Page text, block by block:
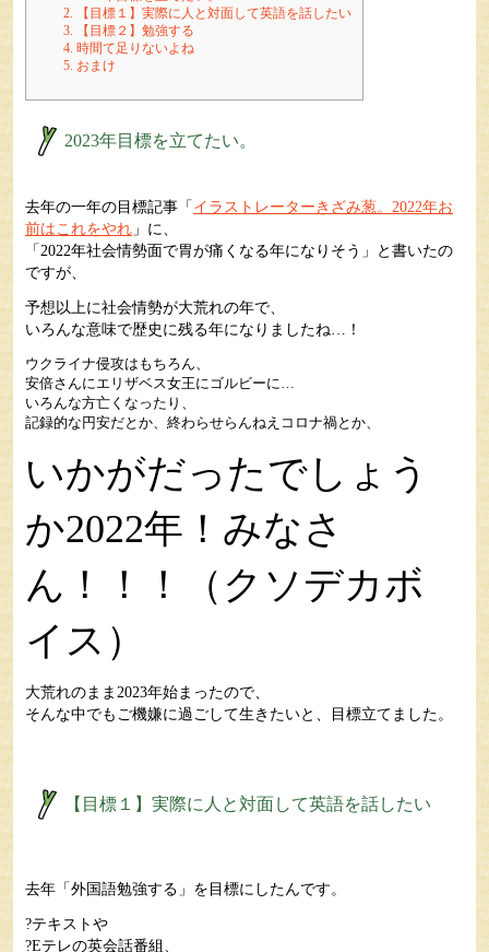
2. 【目標１】実際に人と対面して英語を話したい
3. 【目標２】勉強する
4. 時間て足りないよね
5. おまけ
2023年目標を立てたい。
去年の一年の目標記事「 イラストレーターきざみ葱。2022年お
前はこれをやれ 」に、
「2022年社会情勢面で胃が痛くなる年になりそう」と書いたの
ですが、
予想以上に社会情勢が大荒れの年で、
いろんな意味で歴史に残る年になりましたね…！
ウクライナ侵攻はもちろん、
安倍さんにエリザベス女王にゴルビーに…
いろんな方亡くなったり、
記録的な円安だとか、終わらせらんねえコロナ禍とか、
いかがだったでしょう
か2022年！みなさ
ん！！！（クソデカボ
イス）
大荒れのまま2023年始まったので、
そんな中でもご機嫌に過ごして生きたいと、目標立てました。
【目標１】実際に人と対面して英語を話したい
去年「外国語勉強する」を目標にしたんです。
?テキストや
?Eテレの英会話番組、